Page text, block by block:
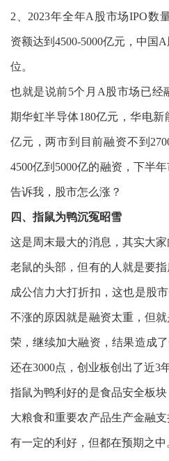
2、2023年全年A股市场IPO数
资额达到4500-5000亿元，中国
位。
也就是说前5个月A股市场已经
期华虹半导体180亿元，华电新
亿元，两市到目前融资不到
4500亿到5000亿的融资，下半
告诉我，股市怎么涨？
四、指鼠为鸭沉冤昭雪
这是周末最大的消息，其实大
老鼠的头部，但有的人就是要
成公信力大打折扣，这也是股
不涨的原因就是融资太重，但
荣，继续加大融资，结果造成
还在3000点，创业板创出了近3
指鼠为鸭利好的是食品安全板
大粮食和重要农产品生产金融
有一定的利好，但都在预期之中